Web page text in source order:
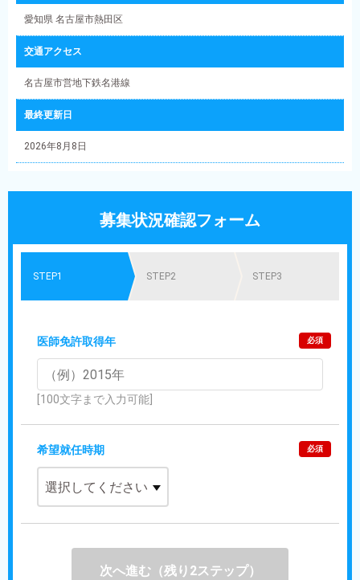
愛知県 名古屋市熱田区
交通アクセス
名古屋市営地下鉄名港線
最終更新日
2026年8月8日
募集状況確認フォーム
STEP1 STEP2 STEP3
医師免許取得年 必須
[100文字まで入力可能]
希望就任時期 必須
次へ進む（残り2ステップ）